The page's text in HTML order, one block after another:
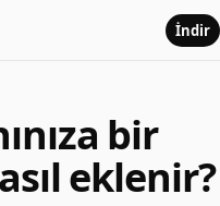
İndir
bir
eklenir?